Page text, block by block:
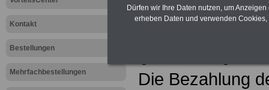
Kontakt
Bestellungen
Mehrfachbestellungen
Die Bezahlung
Dürfen wir Ihre Daten nutzen, um
erheben Daten und verwenden